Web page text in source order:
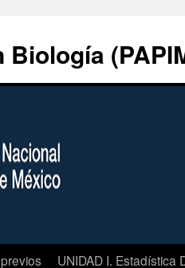
UNIDAD I. Estadística